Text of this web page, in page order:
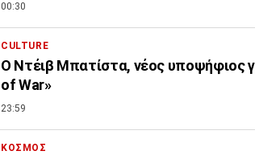
00:30
CULTURE
Ο Ντέιβ Μπατίστα, νέος υποψήφιος
of War»
23:59
ΚΟΣΜΟΣ